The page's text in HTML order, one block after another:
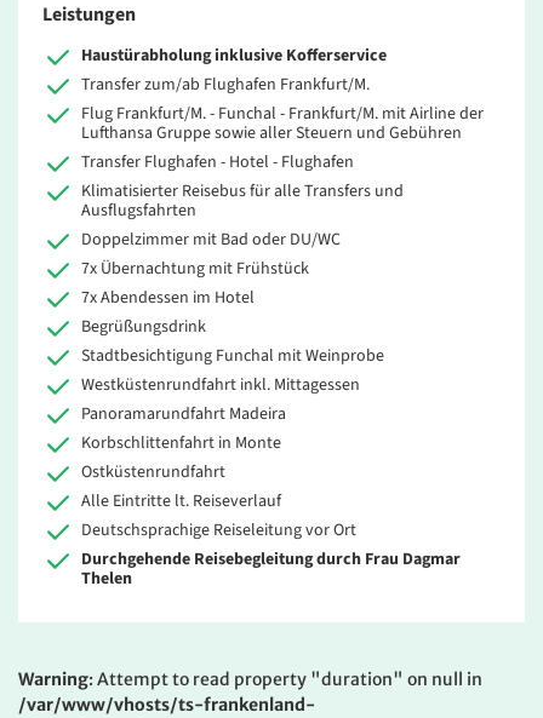
Leistungen
Haustürabholung inklusive Kofferservice
Transfer zum/ab Flughafen Frankfurt/M.
Flug Frankfurt/M. - Funchal - Frankfurt/M. mit Airline der
Lufthansa Gruppe sowie aller Steuern und Gebühren
Transfer Flughafen - Hotel - Flughafen
Klimatisierter Reisebus für alle Transfers und
Ausflugsfahrten
Doppelzimmer mit Bad oder DU/WC
7x Übernachtung mit Frühstück
7x Abendessen im Hotel
Begrüßungsdrink
Stadtbesichtigung Funchal mit Weinprobe
Westküstenrundfahrt inkl. Mittagessen
Panoramarundfahrt Madeira
Korbschlittenfahrt in Monte
Ostküstenrundfahrt
Alle Eintritte lt. Reiseverlauf
Deutschsprachige Reiseleitung vor Ort
Durchgehende Reisebegleitung durch Frau Dagmar
Thelen
Warning: Attempt to read property "duration" on null in
/var/www/vhosts/ts-frankenland-